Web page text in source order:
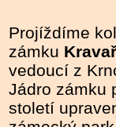
Projíždíme
zámku
vedoucí z
Jádro zámku
století